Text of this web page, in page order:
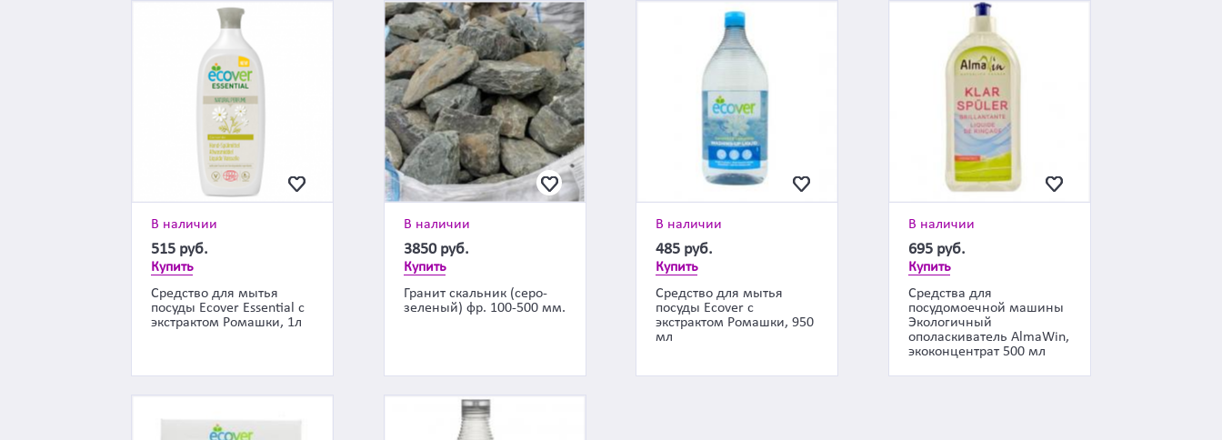
В наличии
515 руб.
Купить
Средство для мытья
посуды Ecover Essential с
экстрактом Ромашки, 1л
В наличии
3850 руб.
Купить
Гранит скальник (серо-
зеленый) фр. 100-500 мм.
В наличии
485 руб.
Купить
Средство для мытья
посуды Ecover с
экстрактом Ромашки, 950
мл
В наличии
695 руб.
Купить
Средства для
посудомоечной машины
Экологичный
ополаскиватель AlmaWin,
экоконцентрат 500 мл